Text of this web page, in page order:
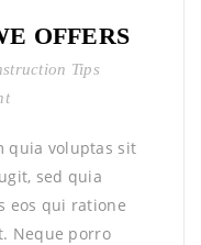
OFFERS
Tips
quia voluptas sit
sed quia
eos qui ratione
Neque porro